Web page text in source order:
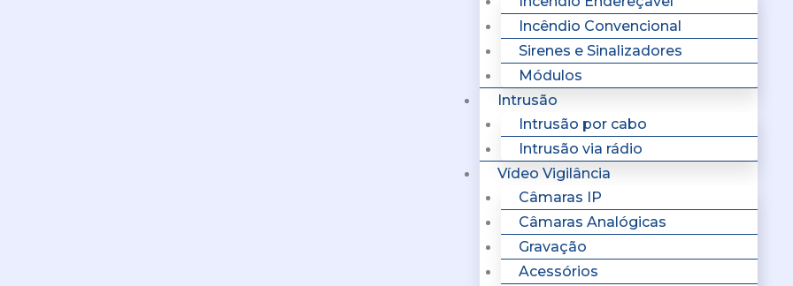
Incêndio Convencional
Sirenes e Sinalizadores
Módulos
Intrusão
Intrusão por cabo
Intrusão via rádio
Vídeo Vigilância
Câmaras IP
Câmaras Analógicas
Gravação
Acessórios